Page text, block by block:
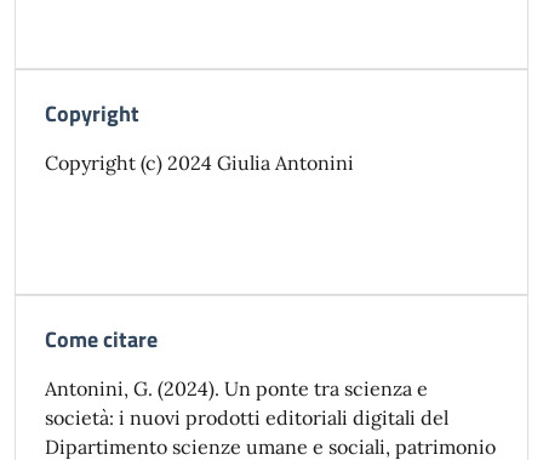
Copyright
Copyright (c) 2024 Giulia Antonini
Come citare
Antonini, G. (2024). Un ponte tra scienza e
società: i nuovi prodotti editoriali digitali del
Dipartimento scienze umane e sociali, patrimonio